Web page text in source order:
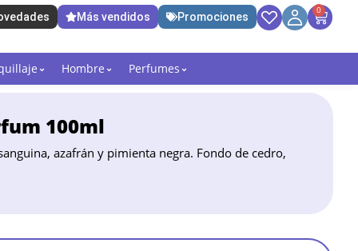
Más vendidos Promociones
0
Hombre Perfumes
100ml
azafrán y pimienta negra. Fondo de cedro,